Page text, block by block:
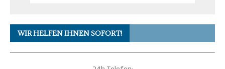
WIR HELFEN IHNEN SOFORT!